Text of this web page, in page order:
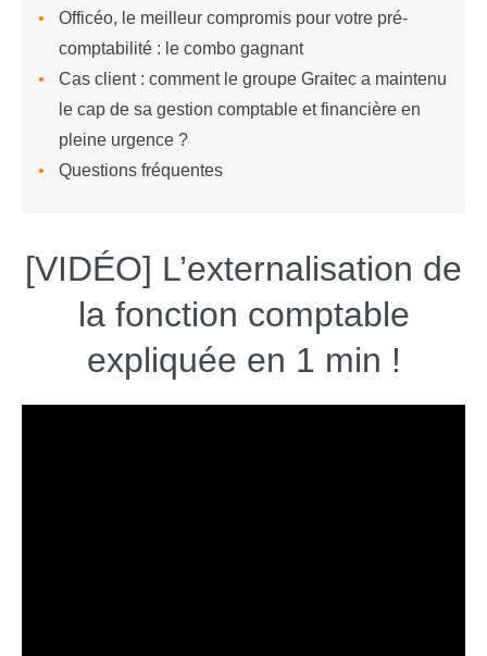
Officéo, le meilleur compromis pour votre pré-
comptabilité : le combo gagnant
Cas client : comment le groupe Graitec a maintenu
le cap de sa gestion comptable et financière en
pleine urgence ?
Questions fréquentes
[VIDÉO] L’externalisation de
la fonction comptable
expliquée en 1 min !